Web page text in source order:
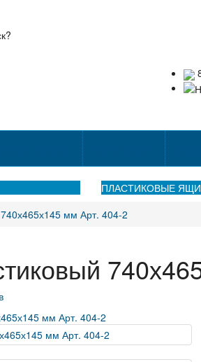
?
ПЛАСТИКОВЫЕ
мм Арт. 404-2